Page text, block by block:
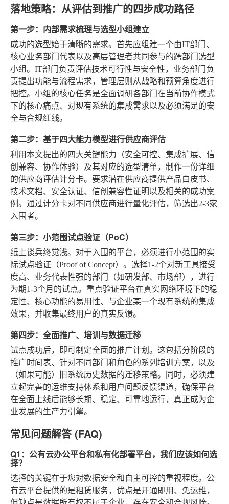
落地策略：从评估到推广的四步成功路径
第一步：内部需求梳理与选型小组建立
成功的选型始于清晰的需求。首先应组建一个由IT部门、
核心业务部门代表以及高层管理者共同参与的跨部门选型
小组。IT部门负责评估技术可行性与安全性，业务部门负
责提出功能与流程需求，管理层则从战略和预算角度进行
把控。小组的核心任务是全面调研各部门在当前协作模式
下的核心痛点、对现有系统的集成需求以及必须满足的安
全与合规红线。
第二步：基于四大能力模型进行供应商评估
利用本文提出的四大关键能力（安全可控、集成扩展、信
创兼容、协作体验）及其对应的选型清单，制作一份详细
的供应商评估计分卡。要求潜在供应商提供产品白皮书、
技术文档、安全认证、信创兼容性证明以及相关的成功案
例。通过计分卡对不同供应商进行量化评估，筛选出2-3家
入围者。
第三步：小范围试点验证（PoC）
纸上谈兵终觉浅。对于入围的平台，必须进行小范围的实
际试点验证（Proof of Concept）。选择1-2个对新工具接受
度高、业务代表性强的部门（如研发部、市场部），进行
为期1-3个月的试点。重点验证平台在真实网络环境下的稳
定性、核心功能的易用性、与企业某一个现有系统的集成
效果，并收集最终用户的真实反馈。
第四步：全面推广、培训与数据迁移
试点成功后，即可制定全面的推广计划。这包括分阶段的
推广时间表、针对不同部门和角色的系列培训方案，以及
（如果可能）旧系统历史数据的迁移策略。同时，必须建
立起完善的运维支持体系和用户问题反馈渠道，确保平台
在全面上线后能够长期、稳定、可靠地运行，真正成为企
业发展的生产力引擎。
常见问题解答 (FAQ)
Q1：公有云办公平台和私有化部署平台，我们应该如何选
择？
选择的关键在于您对数据安全和自主可控的重视程度。公
有云平台提供的是租赁服务，优点是开通即用、免运维，